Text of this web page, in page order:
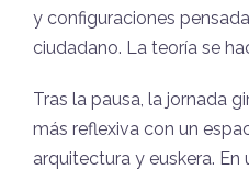
y configuraciones
ciudadano. La teoría se
Tras la pausa, la jornada
más reflexiva con un
arquitectura y euskera.